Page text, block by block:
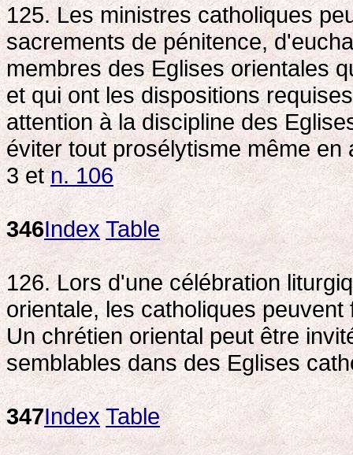
125. Les ministres catholiques
sacrements de pénitence,
membres des Eglises orientales
et qui ont les dispositions
attention à la discipline des
éviter tout prosélytisme même
3 etn. 106
346Index Table
126. Lors d'une célébration
orientale, les catholiques
Un chrétien oriental peut être
semblables dans des Eglises
347Index Table